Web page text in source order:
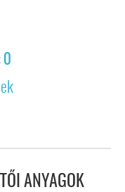
0
ANYAGOK